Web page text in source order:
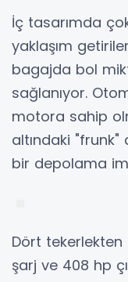
İç tasarımda
yaklaşım
bagajda bol
sağlanıyor.
motora sahip
altındaki "frunk"
bir depolama
Dört tekerlekten
şarj ve 408 hp